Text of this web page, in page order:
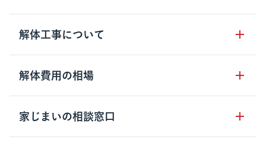
サービスの流れ
サービスのメリット
クラッソーネの自治体連携
解体工事について
解体工事の基礎知識
解体工事に関わる法律
用語集
解体費用の相場
木造住宅の相場
鉄骨造住宅の相場
家じまいの相談窓口